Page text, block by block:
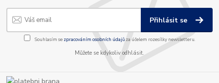
Přihlásit se
Souhlasím se zpracováním osobních údajůza účelem rozesílky newsletteru.
Můžete se kdykoliv odhlásit.